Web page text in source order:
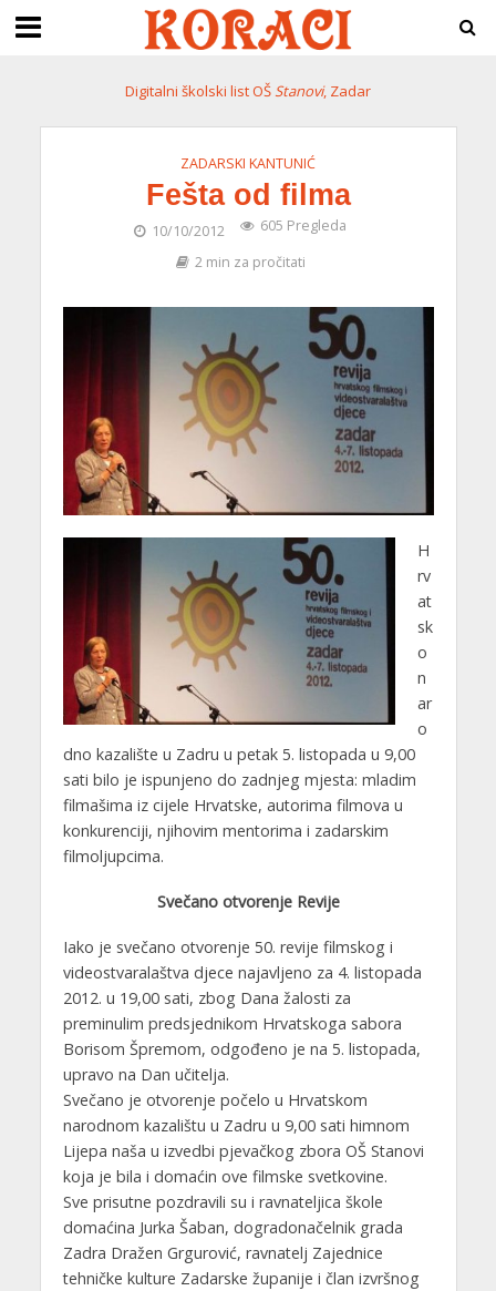
Digitalni školski list OŠStanovi, Zadar
ZADARSKI KANTUNIĆ
Fešta od filma
10/10/2012
605 Pregleda
2 min za pročitati
H
rv
at
sk
o
n
ar
o
dno kazalište u Zadru u petak 5. listopada u 9,00
sati bilo je ispunjeno do zadnjeg mjesta: mladim
filmašima iz cijele Hrvatske, autorima filmova u
konkurenciji, njihovim mentorima i zadarskim
filmoljupcima.
Svečano otvorenje Revije
Iako je svečano otvorenje 50. revije filmskog i
videostvaralaštva djece najavljeno za 4. listopada
2012. u 19,00 sati, zbog Dana žalosti za
preminulim predsjednikom Hrvatskoga sabora
Borisom Špremom, odgođeno je na 5. listopada,
upravo na Dan učitelja.
Svečano je otvorenje počelo u Hrvatskom
narodnom kazalištu u Zadru u 9,00 sati himnom
Lijepa naša u izvedbi pjevačkog zbora OŠ Stanovi
koja je bila i domaćin ove filmske svetkovine.
Sve prisutne pozdravili su i ravnateljica škole
domaćina Jurka Šaban, dogradonačelnik grada
Zadra Dražen Grgurović, ravnatelj Zajednice
tehničke kulture Zadarske županije i član izvršnog